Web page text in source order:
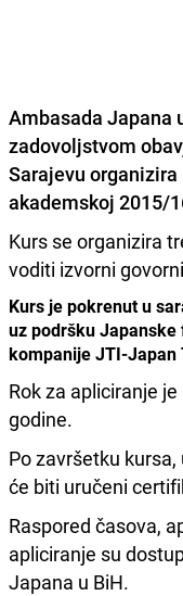
Ambasada Japana
zadovoljstvom
Sarajevu
akademskoj 2015/
Kurs se organizira
voditi izvorni
Kurs je pokrenut u
uz podršku
kompanije JTI-Japan
Rok za apliciranje
godine.
Po završetku
će biti uručeni
Raspored časova,
apliciranje su
Japana u BiH.